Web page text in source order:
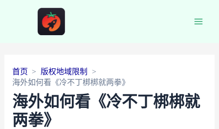
首页
版权地域限制
海外如何看《冷不丁梆梆就两拳》
海外如何看《冷不丁梆梆就
两拳》